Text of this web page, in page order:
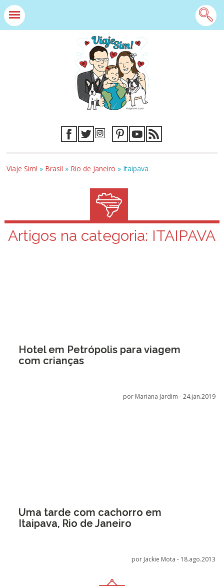
Viaje Sim! » Brasil » Rio de Janeiro » Itaipava
Artigos na categoria: ITAIPAVA
Hotel em Petrópolis para viagem
com crianças
por Mariana Jardim -24.jan.2019
Uma tarde com cachorro em
Itaipava, Rio de Janeiro
por Jackie Mota - 18.ago.2013